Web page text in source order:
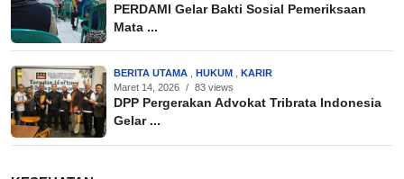
PERDAMI Gelar Bakti Sosial Pemeriksaan
Mata ...
BERITA UTAMA , HUKUM , KARIR
Maret 14, 2026 / 83 views
DPP Pergerakan Advokat Tribrata Indonesia
Gelar ...